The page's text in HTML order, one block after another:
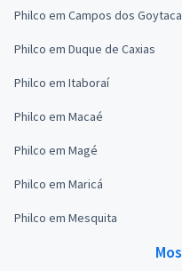
Philco em Campos dos
Philco em Duque de Caxias
Philco em Itaboraí
Philco em Macaé
Philco em Magé
Philco em Maricá
Philco em Mesquita